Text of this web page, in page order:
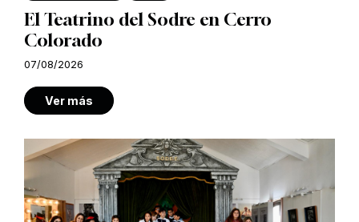
El Teatrino del Sodre en Cerro
Colorado
07/08/2026
Ver más